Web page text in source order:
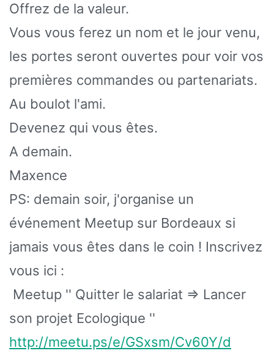
Offrez de la valeur.
Vous vous ferez un nom et le jour venu,
les portes seront ouvertes pour voir vos
premières commandes ou partenariats.
Au boulot l'ami.
Devenez qui vous êtes.
A demain.
Maxence
PS: demain soir, j'organise un
événement Meetup sur Bordeaux si
jamais vous êtes dans le coin ! Inscrivez
vous ici :
Meetup '' Quitter le salariat => Lancer
son projet Ecologique ''
http://meetu.ps/e/GSxsm/Cv60Y/d